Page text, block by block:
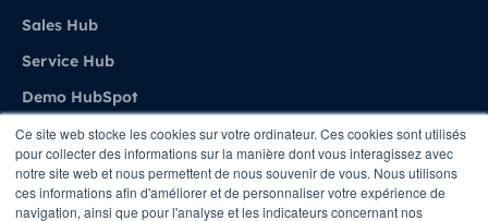
Ce site web stocke les cookies sur votre ordinateur. Ces cookies sont utilisés
pour collecter des informations sur la manière dont vous interagissez avec
notre site web et nous permettent de nous souvenir de vous. Nous utilisons
ces informations afin d'améliorer et de personnaliser votre expérience de
navigation, ainsi que pour l'analyse et les indicateurs concernant nos
Sales Hub
Service Hub
Demo HubSpot
Agence